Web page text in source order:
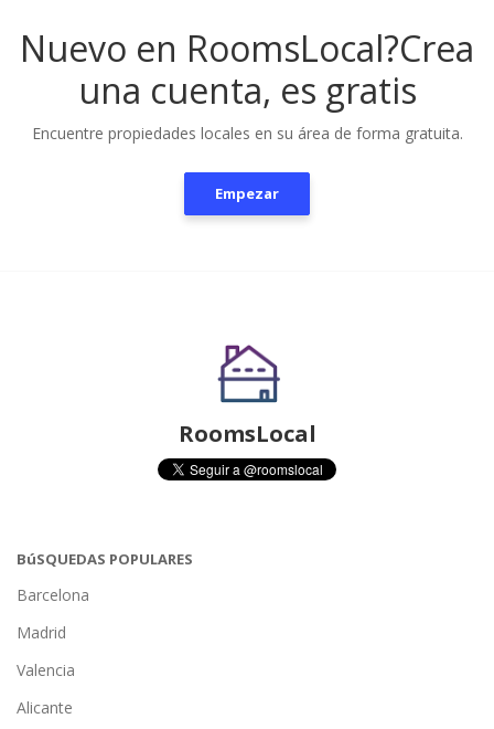
Nuevo en RoomsLocal?Crea
una cuenta, es gratis
Encuentre propiedades locales en su área de forma gratuita.
Empezar
RoomsLocal
BúSQUEDAS POPULARES
Barcelona
Madrid
Valencia
Alicante